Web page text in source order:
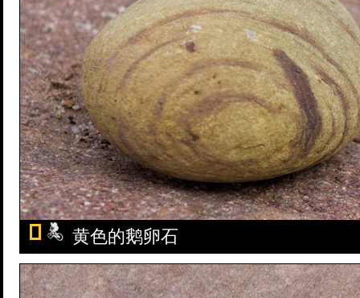
黄色的鹅卵石